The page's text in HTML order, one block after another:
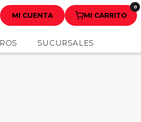
MI CUENTA MI CARRITO
0
SUCURSALES